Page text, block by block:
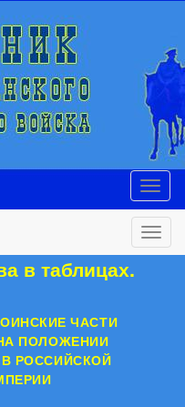
в таблицах.
ЧАСТИ
ПОЛОЖЕНИИ
РОССИЙСКОЙ